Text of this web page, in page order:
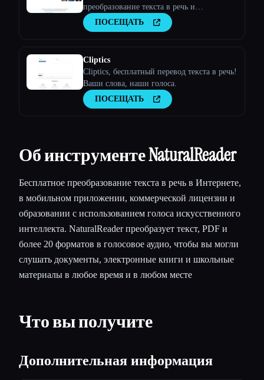
преобразование текста в речь и
клонирование голоса
ПОСЕЩАТЬ
Cliptics
Cliptics, бесплатный перевод текста в речь!
Ваши слова, наши голоса.
ПОСЕЩАТЬ
Об инструменте NaturalReader
Бесплатное преобразование текста в речь в Интернете,
в мобильном приложении, коммерческой лицензии и
образовании с использованием голоса искусственного
интеллекта. NaturalReader преобразует текст, PDF и
более 20 форматов в голосовое аудио, чтобы вы могли
слушать документы, электронные книги и школьные
материалы в любое время и в любом месте
Что вы получите
Дополнительная информация